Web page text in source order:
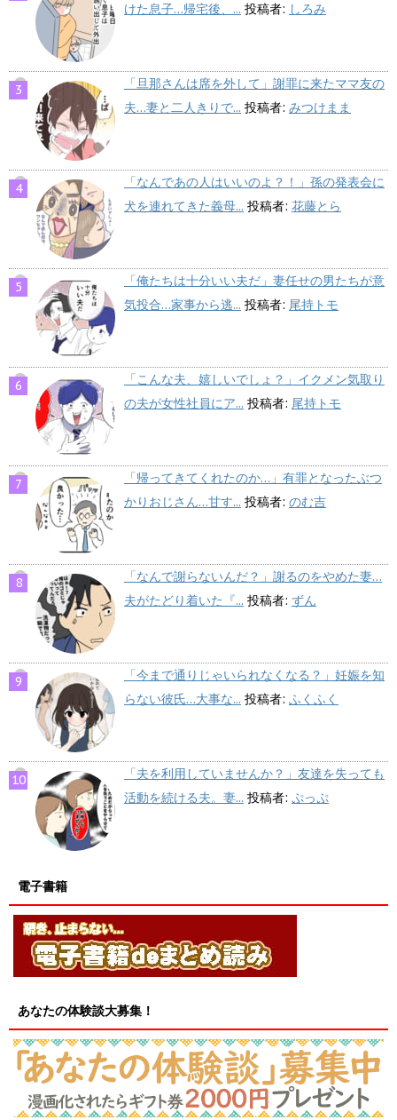
けた息子…帰宅後、... 投稿者: しろみ
「旦那さんは席を外して」謝罪に来たママ友の
夫…妻と二人きりで... 投稿者: みつけまま
「なんであの人はいいのよ？！」孫の発表会に
犬を連れてきた義母... 投稿者: 花藤とら
「俺たちは十分いい夫だ」妻任せの男たちが意
気投合…家事から逃... 投稿者: 尾持トモ
「こんな夫、嬉しいでしょ？」イクメン気取り
の夫が女性社員にア... 投稿者: 尾持トモ
「帰ってきてくれたのか…」有罪となったぶつ
かりおじさん…甘す... 投稿者: のむ吉
「なんで謝らないんだ？」謝るのをやめた妻…
夫がたどり着いた『... 投稿者: ずん
「今まで通りじゃいられなくなる？」妊娠を知
らない彼氏…大事な... 投稿者: ふくふく
「夫を利用していませんか？」友達を失っても
活動を続ける夫。妻... 投稿者: ぷっぷ
電子書籍
あなたの体験談大募集！